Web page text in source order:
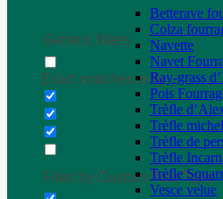
Generic filters
Exact matches only
Filter by Custom Post Type
Betterave
Colza
Navette
Navet
Ray-grass
Pois
Trèfle
Trèfle
Trèfle de
Trèfle
Trèfle
Vesce velue